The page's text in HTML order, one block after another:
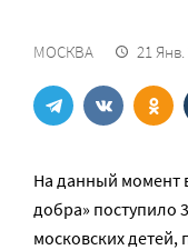
МОСКВА 21 Янв.
На данный момент
добра» поступило
московских детей,